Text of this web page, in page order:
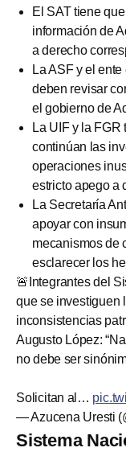
El SAT tiene
información de
a derecho
La ASF y el
deben revisar
el gobierno de
La UIF y la
continúan las
operaciones
estricto apego a
La Secretaría
apoyar con
mecanismos de
esclarecer los
🚨Integrantes del
que se investiguen
inconsistencias
Augusto López:
no debe ser
Solicitan al…
— Azucena Uresti
Sistema